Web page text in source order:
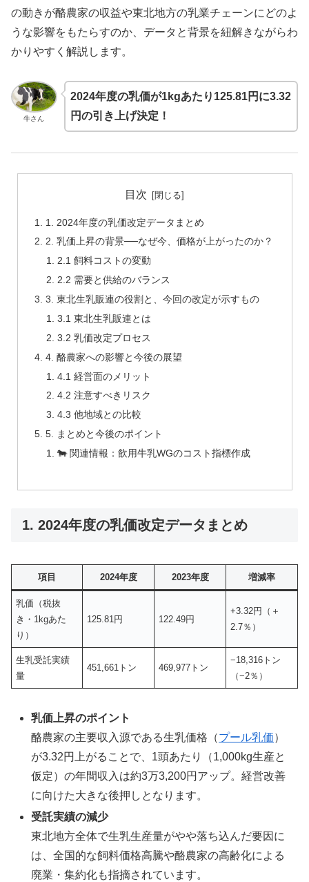
の動きが酪農家の収益や東北地方の乳業チェーンにどのよ
うな影響をもたらすのか、データと背景を紐解きながらわ
かりやすく解説します。
牛さん
2024年度の乳価が1kgあたり125.81円に3.32
円の引き上げ決定！
目次
1. 2024年度の乳価改定データまとめ
2. 乳価上昇の背景──なぜ今、価格が上がったのか？
2.1 飼料コストの変動
2.2 需要と供給のバランス
3. 東北生乳販連の役割と、今回の改定が示すもの
3.1 東北生乳販連とは
3.2 乳価改定プロセス
4. 酪農家への影響と今後の展望
4.1 経営面のメリット
4.2 注意すべきリスク
4.3 他地域との比較
5. まとめと今後のポイント
🐄 関連情報：飲用牛乳WGのコスト指標作成
1. 2024年度の乳価改定データまとめ
項目 2024年度 2023年度 増減率
乳価（税抜
き・1kgあた
り）
125.81円 122.49円
+3.32円（＋
2.7％）
生乳受託実績
量
451,661トン 469,977トン
−18,316トン
（−2％）
乳価上昇のポイント
酪農家の主要収入源である生乳価格（プール乳価）
が3.32円上がることで、1頭あたり（1,000kg生産と
仮定）の年間収入は約3万3,200円アップ。経営改善
に向けた大きな後押しとなります。
受託実績の減少
東北地方全体で生乳生産量がやや落ち込んだ要因に
は、全国的な飼料価格高騰や酪農家の高齢化による
廃業・集約化も指摘されています。